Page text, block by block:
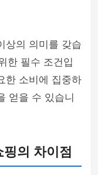
상의 의미를 갖습
한 필수 조건입
한 소비에 집중하
얻을 수 있습니
의 차이점